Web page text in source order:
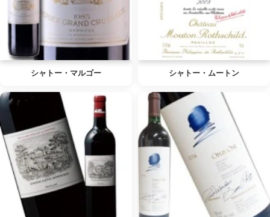
シャトー・マルゴー シャトー・ムートン